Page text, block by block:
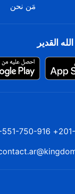
مَن نحن
القدير
201-